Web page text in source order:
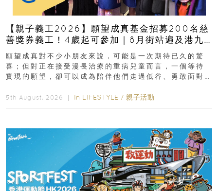
【親子義工2026】願望成真基金招募200名慈
善獎券義工！4歲起可參加｜8月街站遍及港九
新界
願望成真對不少小朋友來說，可能是一次期待已久的驚
喜；但對正在接受漫長治療的重病兒童而言，一個等待
實現的願望，卻可以成為陪伴他們走過低谷、勇敢面對
5th August, 2026 ｜ In LIFESTYLE / 親子活動